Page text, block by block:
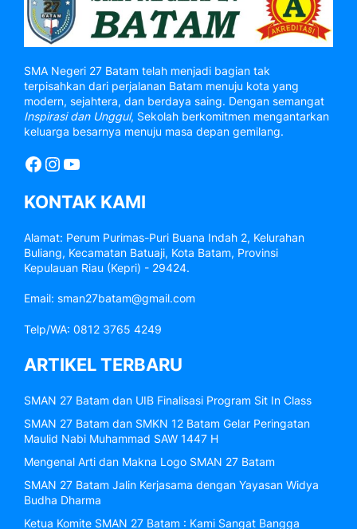
SMA Negeri 27 Batam telah menjadi bagian tak
terpisahkan dari perjalanan Batam menuju kota yang
modern, sejahtera, dan berdaya saing. Dengan semangat
Inspirasi dan Unggul, Sekolah berkomitmen mengantarkan
keluarga besarnya menuju masa depan gemilang.
Facebook
Instagram
YouTube
KONTAK KAMI
Alamat: Perum Purimas-Puri Buana Indah 2, Kelurahan
Buliang, Kecamatan Batuaji, Kota Batam, Provinsi
Kepulauan Riau (Kepri) - 29424.
Email: sman27batam@gmail.com
Telp/WA: 0812 3765 4249
ARTIKEL TERBARU
SMAN 27 Batam dan UIB Finalisasi Program Sit In Class
SMAN 27 Batam dan SMKN 12 Batam Gelar Peringatan
Maulid Nabi Muhammad SAW 1447 H
Mengenal Arti dan Makna Logo SMAN 27 Batam
SMAN 27 Batam Jalin Kerjasama dengan Yayasan Widya
Budha Dharma
Ketua Komite SMAN 27 Batam : Kami Sangat Bangga